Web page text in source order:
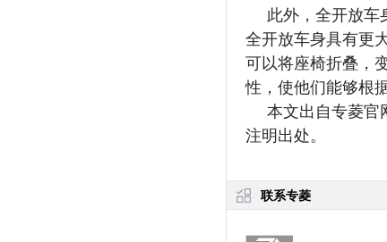
此外，全开放车
全开放车身具有更
可以将座椅折叠，
性，使他们能够根
本文出自专菱官
注明出处。
联系专菱